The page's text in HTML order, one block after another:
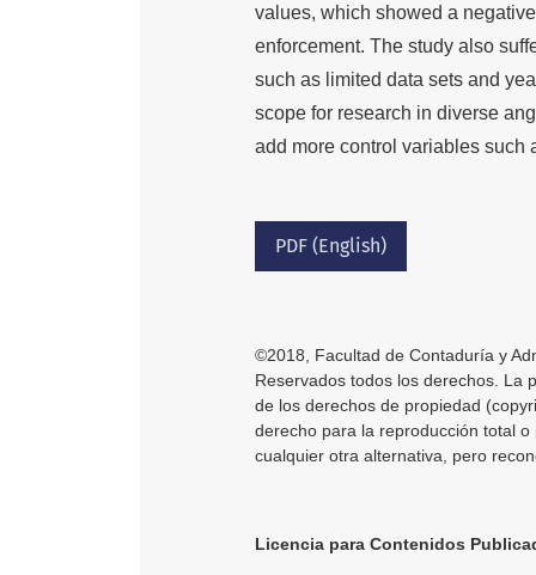
values, which showed a
enforcement. The study also
such as limited data sets and
scope for research in diverse
add more control variables such
PDF (English)
©2018, Facultad de Contaduría y
Reservados todos los derechos. La
de los derechos de propiedad
derecho para la reproducción total
cualquier otra alternativa, pero
Licencia para Contenidos